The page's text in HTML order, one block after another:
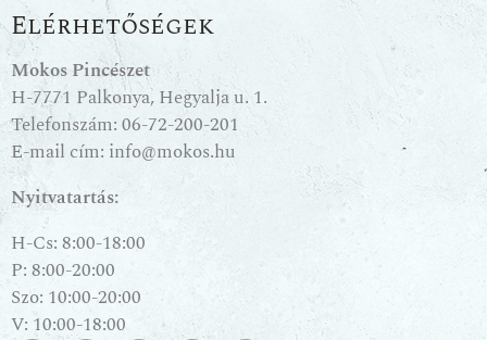
Elérhetőségek
Mokos Pincészet
H-7771 Palkonya, Hegyalja u. 1.
Telefonszám:06-72-200-201
E-mail cím: info@mokos.hu
Nyitvatartás:
H-Cs: 8:00-18:00
P: 8:00-20:00
Szo: 10:00-20:00
V: 10:00-18:00